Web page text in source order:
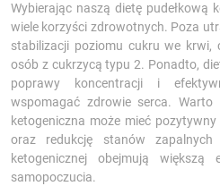
Wybierając naszą dietę pudełkową
wiele korzyści zdrowotnych. Poza
stabilizacji poziomu cukru we krwi,
osób z cukrzycą typu 2. Ponadto,
poprawy koncentracji i
wspomagać zdrowie serca.
ketogeniczna może mieć
oraz redukcję stanów
ketogenicznej obejmują
samopoczucia.